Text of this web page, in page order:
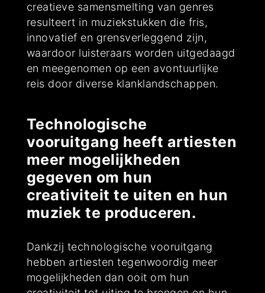
creatieve samensmelting van genres
resulteert in muziekstukken die fris,
innovatief en grensverleggend zijn,
waardoor luisteraars worden uitgedaagd
en meegenomen op een avontuurlijke
reis door diverse klanklandschappen.
Technologische
vooruitgang heeft artiesten
meer mogelijkheden
gegeven om hun
creativiteit te uiten en hun
muziek te produceren.
Dankzij technologische vooruitgang
hebben artiesten tegenwoordig meer
mogelijkheden dan ooit om hun